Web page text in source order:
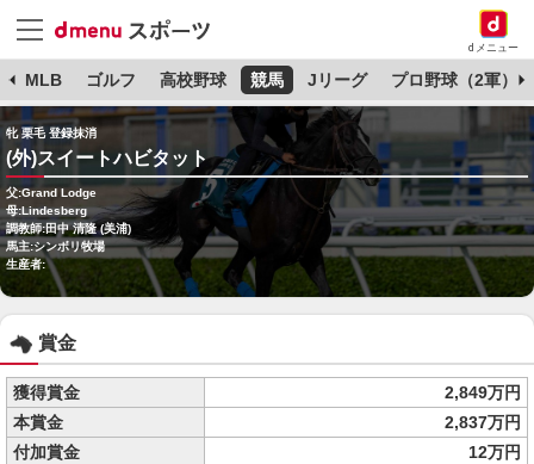
dメニュー
MLB ゴルフ 高校野球 競馬 Jリーグ プロ野球（2軍）
牝 栗毛 登録抹消
(外)スイートハビタット
父:Grand Lodge
母:Lindesberg
調教師:田中 清隆 (美浦)
馬主:シンボリ牧場
生産者:
賞金
獲得賞金
2,849万円
本賞金
2,837万円
付加賞金
12万円